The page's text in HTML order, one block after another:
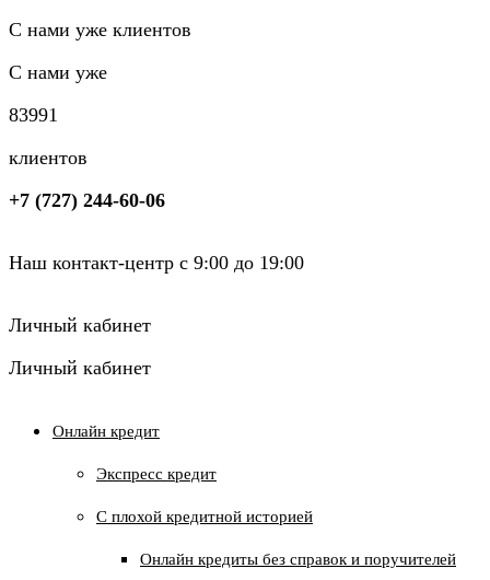
С нами уже клиентов
С нами уже
83991
клиентов
+7 (727) 244-60-06
Наш контакт-центр с 9:00 до 19:00
Личный кабинет
Личный кабинет
Онлайн кредит
Экспресс кредит
C плохой кредитной историей
Онлайн кредиты без справок и поручителей